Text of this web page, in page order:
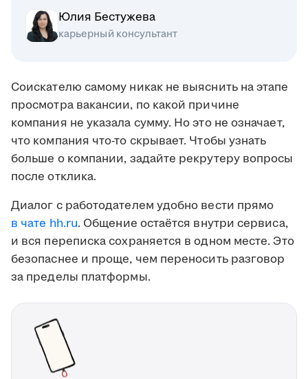
Юлия Бестужева
карьерный консультант
Соискателю самому никак не выяснить на этапе
просмотра вакансии, по какой причине
компания не указала сумму. Но это не означает,
что компания что-то скрывает. Чтобы узнать
больше о компании, задайте рекрутеру вопросы
после отклика.
Диалог с работодателем удобно вести прямо
в чате hh.ru. Общение остаётся внутри сервиса,
и вся переписка сохраняется в одном месте. Это
безопаснее и проще, чем переносить разговор
за пределы платформы.